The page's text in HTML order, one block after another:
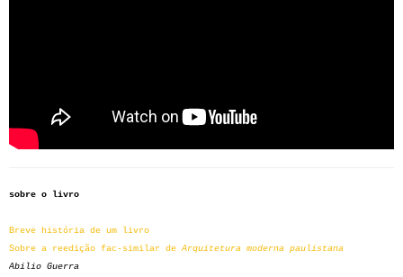
sobre o livro
Breve história de um livro
Sobre a reedição fac-similar deArquitetura moderna paulistana
Abilio Guerra